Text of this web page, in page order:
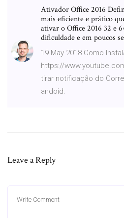
Ativador Office 2016
mais eficiente e prático
ativar o Office 2016 32 e
dificuldade e em poucos
19 May 2018 Como
https://
tirar notificação do
andoid:
Leave a Reply